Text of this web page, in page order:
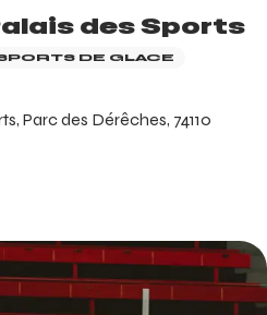
des Sports
DE GLACE
Parc des Dérêches, 74110